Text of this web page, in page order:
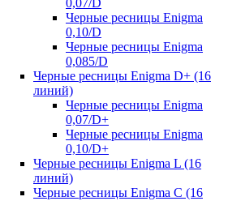
0,07/D
Черные ресницы Enigma
0,10/D
Черные ресницы Enigma
0,085/D
Черные ресницы Enigma D+ (16
линий)
Черные ресницы Enigma
0,07/D+
Черные ресницы Enigma
0,10/D+
Черные ресницы Enigma L (16
линий)
Черные ресницы Enigma C (16